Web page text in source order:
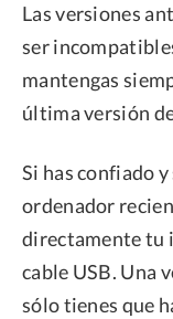
Las versiones
ser
mantengas
última versión
Si has confiado
ordenador
directamente tu
cable USB. Una
sólo tienes que